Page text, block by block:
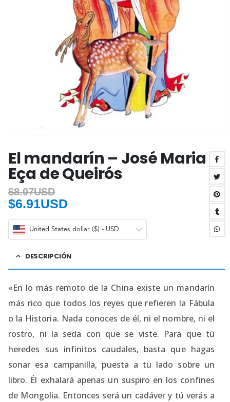
El mandarín – José Maria
Eça de Queirós
$8.07USD
$6.91USD
United States dollar ($) - USD
DESCRIPCIÓN
«En lo más remoto de la China existe un mandarín
más rico que todos los reyes que refieren la Fábula
o la Historia. Nada conoces de él, ni el nombre, ni el
rostro, ni la seda con que se viste. Para que tú
heredes sus infinitos caudales, basta que hagas
sonar esa campanilla, puesta a tu lado sobre un
libro. Él exhalará apenas un suspiro en los confines
de Mongolia. Entonces será un cadáver y tú verás a